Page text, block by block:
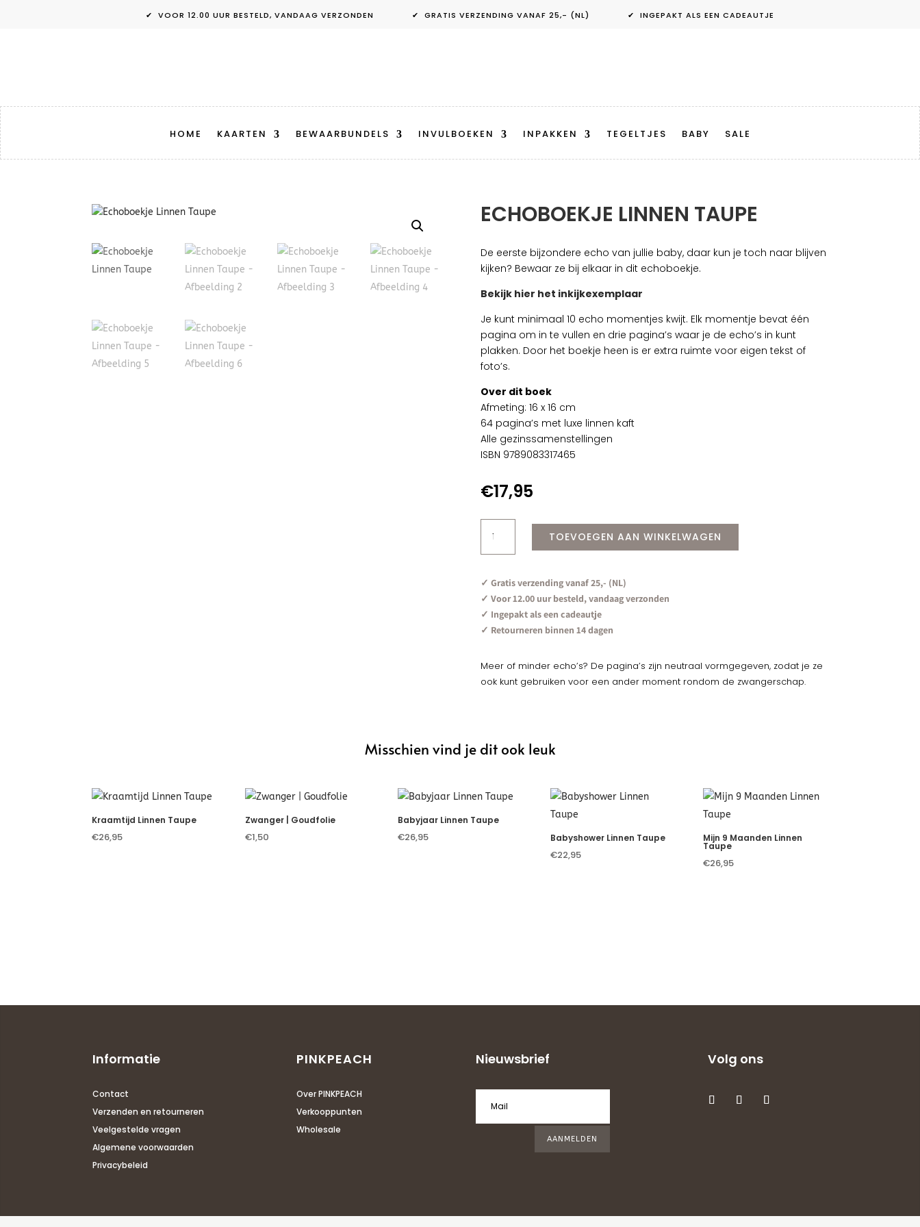
✔ VOOR 12.00 UUR BESTELD, VANDAAG VERZONDEN ✔ GRATIS VERZENDING VANAF 25,- (NL) ✔ INGEPAKT ALS EEN CADEAUTJE
HOME KAARTEN BEWAARBUNDELS INVULBOEKEN INPAKKEN TEGELTJES BABY SALE
ECHOBOEKJE LINNEN TAUPE
De eerste bijzondere echo van jullie baby, daar kun je toch naar blijven
kijken? Bewaar ze bij elkaar in dit echoboekje.
Bekijk hier het inkijkexemplaar
Je kunt minimaal 10 echo momentjes kwijt. Elk momentje bevat één
pagina om in te vullen en drie pagina’s waar je de echo’s in kunt
plakken. Door het boekje heen is er extra ruimte voor eigen tekst of
foto’s.
Over dit boek
Afmeting: 16 x 16 cm
64 pagina’s met luxe linnen kaft
Alle gezinssamenstellingen
ISBN 9789083317465
€17,95
Echoboekje
Linnen
Taupe
TOEVOEGEN AAN WINKELWAGEN
✓ Gratis verzending vanaf 25,- (NL)
✓ Voor 12.00 uur besteld, vandaag verzonden
✓ Ingepakt als een cadeautje
✓ Retourneren binnen 14 dagen
Meer of minder echo’s? De pagina’s zijn neutraal vormgegeven, zodat je ze
ook kunt gebruiken voor een ander moment rondom de zwangerschap.
Misschien vind je dit ook leuk
Kraamtijd Linnen Taupe
€26,95
Zwanger | Goudfolie
€1,50
Babyjaar Linnen Taupe
€26,95 Babyshower Linnen Taupe
€22,95
Mijn 9 Maanden Linnen
Taupe
€26,95
Informatie
Contact
Verzenden en retourneren
Veelgestelde vragen
Algemene voorwaarden
Privacybeleid
PINKPEACH
Over PINKPEACH
Verkooppunten
Wholesale
Nieuwsbrief
AANMELDEN
Volg ons